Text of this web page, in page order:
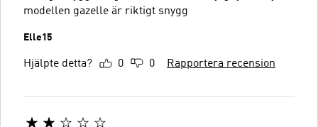
modellen gazelle är riktigt snygg
Elle15
Hjälpte detta? 0 0 Rapportera recension